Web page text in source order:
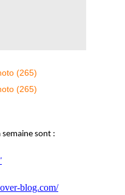
semaine sont :
blog.com/